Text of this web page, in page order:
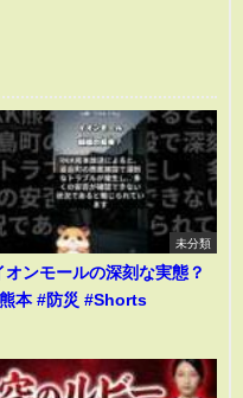
未分類
オンモールの深刻な実態？
本 #防災 #Shorts